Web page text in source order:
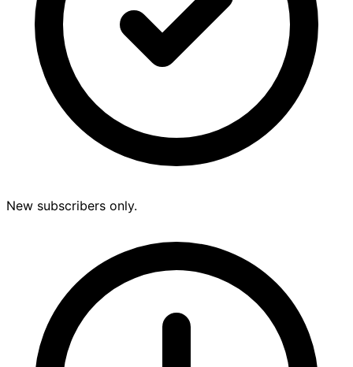
New subscribers only.